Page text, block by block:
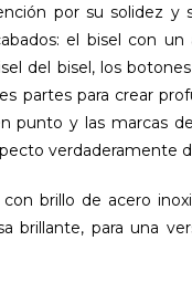
por su solidez y
el bisel con un
del bisel, los
partes para crear
punto y las marcas
verdaderamente
brillo de acero
para una